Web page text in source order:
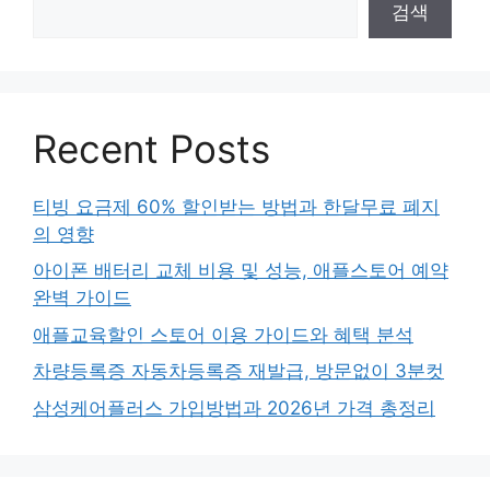
검색
Recent Posts
티빙 요금제 60% 할인받는 방법과 한달무료 폐지
의 영향
아이폰 배터리 교체 비용 및 성능, 애플스토어 예약
완벽 가이드
애플교육할인 스토어 이용 가이드와 혜택 분석
차량등록증 자동차등록증 재발급, 방문없이 3분컷
삼성케어플러스 가입방법과 2026년 가격 총정리